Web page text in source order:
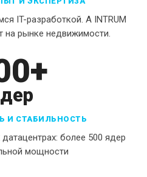
IT-разработкой. А INTRUM
на рынке недвижимости.
И СТАБИЛЬНОСТЬ
более 500 ядер
мощности